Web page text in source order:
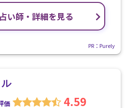
い師・詳細を見る
PR：Purely
価 4.59